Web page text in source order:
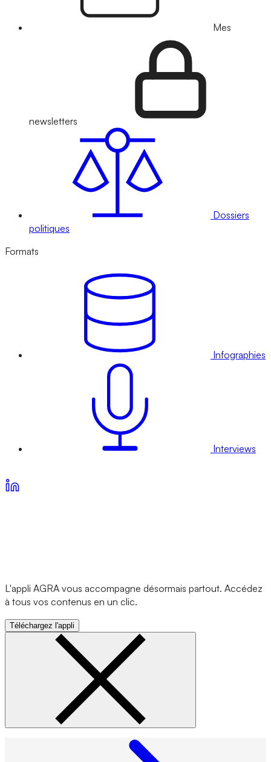
Mes
newsletters
Dossiers
politiques
Formats
Infographies
Interviews
L'appli AGRA vous accompagne désormais partout. Accédez
à tous vos contenus en un clic.
Téléchargez l'appli